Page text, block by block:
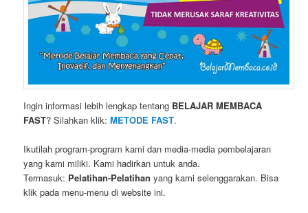
Ingin informasi lebih lengkap tentang BELAJAR MEMBACA
FAST? Silahkan klik:METODE FAST.
Ikutilah program-program kami dan media-media pembelajaran
yang kami miliki. Kami hadirkan untuk anda.
Termasuk: Pelatihan-Pelatihan yang kami selenggarakan. Bisa
klik pada menu-menu di website ini.